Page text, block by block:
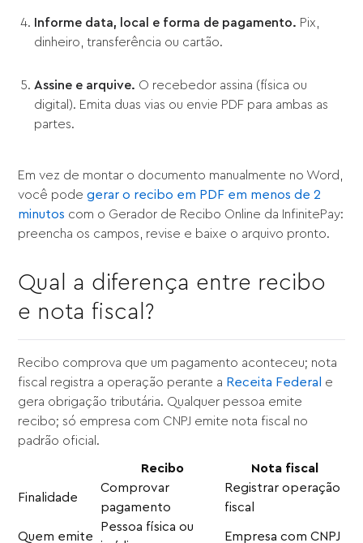
Informe data, local e forma de pagamento. Pix,
dinheiro, transferência ou cartão.
Assine e arquive. O recebedor assina (física ou
digital). Emita duas vias ou envie PDF para ambas as
partes.
Em vez de montar o documento manualmente no Word,
você podegerar o recibo em PDF em menos de 2
minutos com o Gerador de Recibo Online da InfinitePay:
preencha os campos, revise e baixe o arquivo pronto.
Qual a diferença entre recibo
e nota fiscal?
Recibo comprova que um pagamento aconteceu; nota
fiscal registra a operação perante a Receita Federal
e
gera obrigação tributária. Qualquer pessoa emite
recibo; só empresa com CNPJ emite nota fiscal no
padrão oficial.
Recibo Nota fiscal
Finalidade
Comprovar
pagamento
Registrar operação
fiscal
Quem emite
Pessoa física ou
Empresa com CNPJ